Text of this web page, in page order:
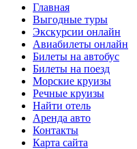
Главная
Выгодные туры
Экскурсии онлайн
Авиабилеты онлайн
Билеты на автобус
Билеты на поезд
Морские круизы
Речные круизы
Найти отель
Аренда авто
Контакты
Карта сайта